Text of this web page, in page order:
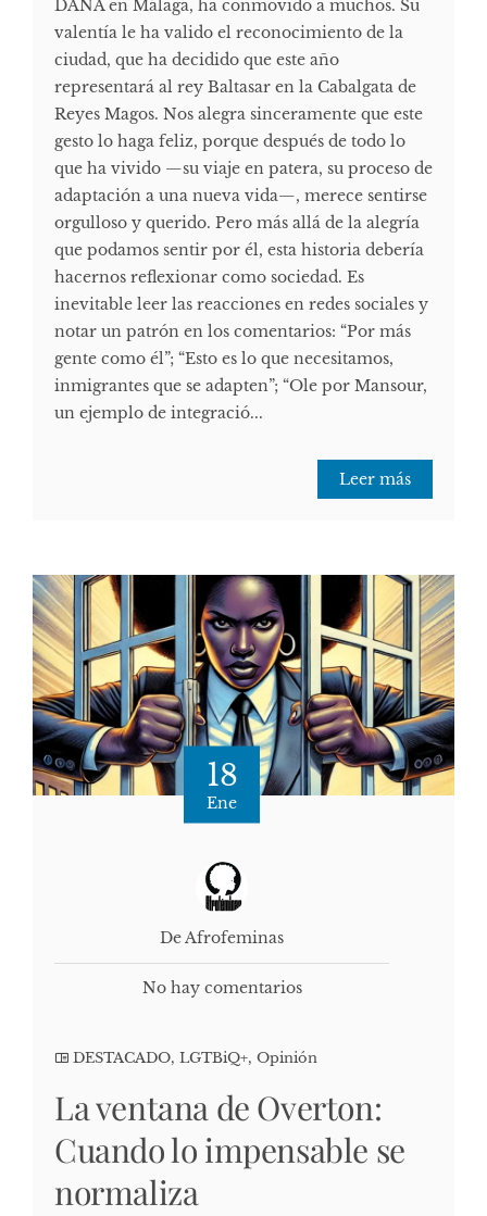
DANA en Málaga, ha conmovido a muchos. Su
valentía le ha valido el reconocimiento de la
ciudad, que ha decidido que este año
representará al rey Baltasar en la Cabalgata de
Reyes Magos. Nos alegra sinceramente que este
gesto lo haga feliz, porque después de todo lo
que ha vivido —su viaje en patera, su proceso de
adaptación a una nueva vida—, merece sentirse
orgulloso y querido. Pero más allá de la alegría
que podamos sentir por él, esta historia debería
hacernos reflexionar como sociedad. Es
inevitable leer las reacciones en redes sociales y
notar un patrón en los comentarios: “Por más
gente como él”; “Esto es lo que necesitamos,
inmigrantes que se adapten”; “Ole por Mansour,
un ejemplo de integració...
Leer más
18
Ene
De Afrofeminas
No hay comentarios
DESTACADO, LGTBiQ+, Opinión
La ventana de Overton:
Cuando lo impensable se
normaliza